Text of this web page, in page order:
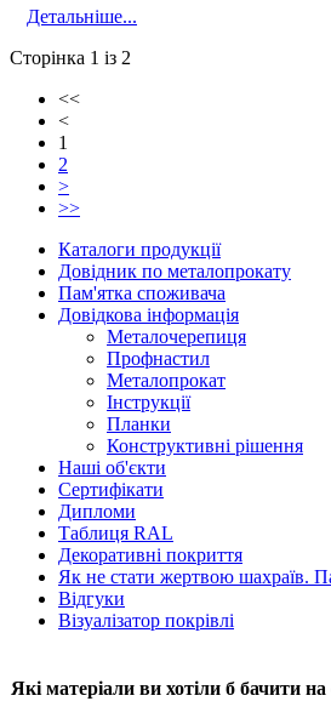
Детальніше...
Сторінка 1 із 2
<<
<
1
2
>
>>
Каталоги продукції
Довідник по металопрокату
Пам'ятка споживача
Довідкова інформація
Металочерепиця
Профнастил
Металопрокат
Інструкції
Планки
Конструктивні рішення
Наші об'єкти
Сертифікати
Дипломи
Таблиця RAL
Декоративні покриття
Як не стати жертвою шахраїв.
Відгуки
Візуалізатор покрівлі
Які матеріали ви хотіли б бачити